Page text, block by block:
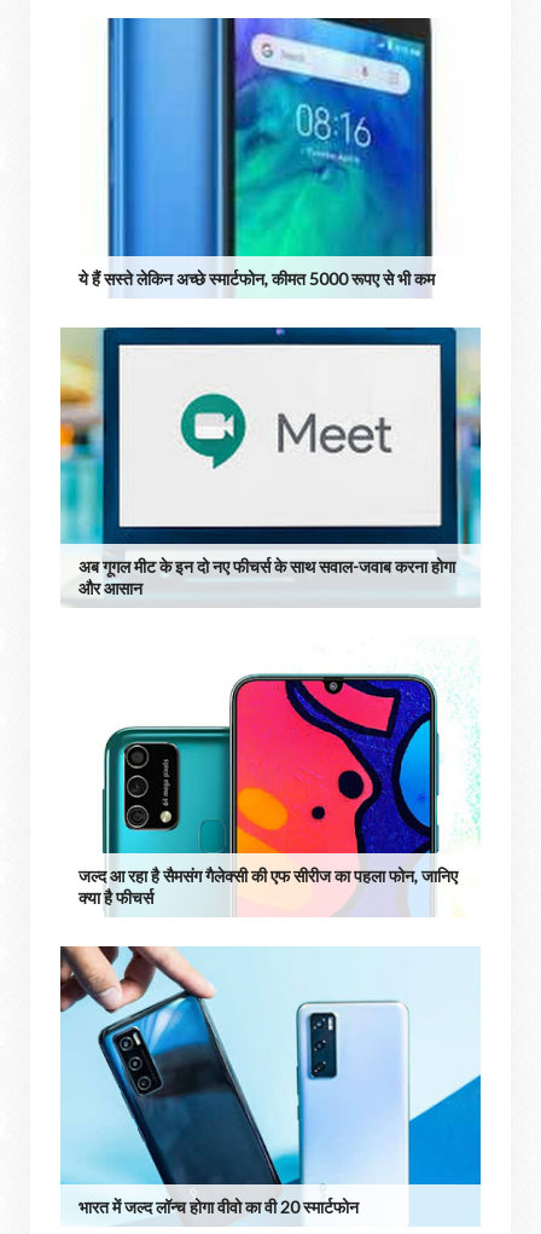
ये हैं सस्ते लेकिन अच्छे स्मार्टफोन, कीमत 5000 रूपए से भी कम
अब गूगल मीट के इन दो नए फीचर्स के साथ सवाल-जवाब करना होगा
और आसान
जल्द आ रहा है सैमसंग गैलेक्सी की एफ सीरीज का पहला फोन, जानिए
क्या है फीचर्स
भारत में जल्द लॉन्च होगा वीवो का वी 20 स्मार्टफोन